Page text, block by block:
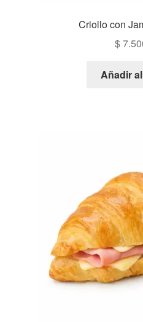
Criollo con
$
Añadir